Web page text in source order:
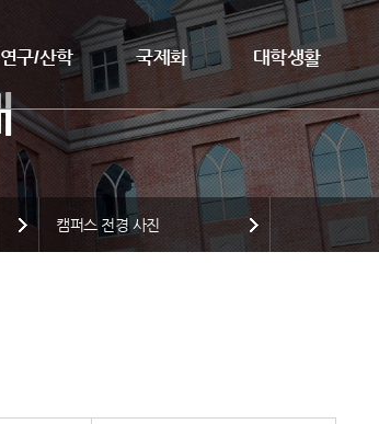
연구/산학 국제화 대학생활
캠퍼스 전경 사진